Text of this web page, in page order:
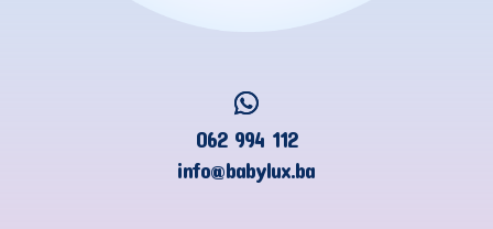
062 994 112
info@babylux.ba